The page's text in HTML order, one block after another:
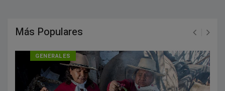
Más Populares
GENERALES